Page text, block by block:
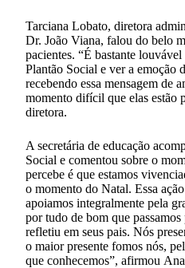
Tarciana Lobato, diretora
Dr. João Viana, falou do belo
pacientes. “É bastante
Plantão Social e ver a emoção
recebendo essa mensagem de
momento difícil que elas estão
diretora.
A secretária de educação
Social e comentou sobre o
percebe é que estamos
o momento do Natal. Essa
apoiamos integralmente pela
por tudo de bom que passamos
refletiu em seus pais. Nós
o maior presente fomos nós,
que conhecemos”, afirmou